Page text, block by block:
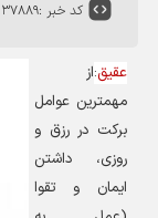
کد خبر :۳۷۸۸۹
عقیق:از
مهمترین عوامل
برکت در رزق و
روزی، داشتن
ایمان و تقوا